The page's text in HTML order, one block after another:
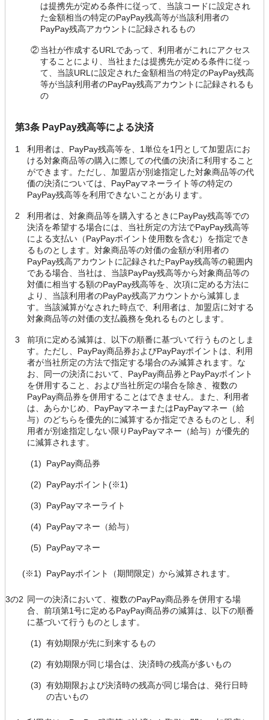
は提携先が定める条件に従って、当該コードに設定され
た金額相当の特定のPayPay残高等が当該利用者の
PayPay残高アカウントに記録されるもの
② 当社が作成するURLであって、利用者がこれにアクセス
することにより、当社または提携先が定める条件に従っ
て、当該URLに設定された金額相当の特定のPayPay残高
等が当該利用者のPayPay残高アカウントに記録されるも
の
第3条 PayPay残高等による決済
1
利用者は、PayPay残高等を、1単位を1円として加盟店にお
ける対象商品等の購入に際しての代価の決済に利用すること
ができます。ただし、加盟店が別途指定した対象商品等の代
価の決済については、PayPayマネーライト等の特定の
PayPay残高等を利用できないことがあります。
2
利用者は、対象商品等を購入するときにPayPay残高等での
決済を希望する場合には、当社所定の方法でPayPay残高等
による支払い（PayPayポイント使用数を含む）を指定でき
るものとします。対象商品等の対価の金額が利用者の
PayPay残高アカウントに記録されたPayPay残高等の範囲内
である場合、当社は、当該PayPay残高等から対象商品等の
対価に相当する額のPayPay残高等を、次項に定める方法に
より、当該利用者のPayPay残高アカウントから減算しま
す。当該減算がなされた時点で、利用者は、加盟店に対する
対象商品等の対価の支払義務を免れるものとします。
3
前項に定める減算は、以下の順番に基づいて行うものとしま
す。ただし、PayPay商品券およびPayPayポイントは、利用
者が当社所定の方法で指定する場合のみ減算されます。な
お、同一の決済において、PayPay商品券とPayPayポイント
を併用すること、および当社所定の場合を除き、複数の
PayPay商品券を併用することはできません。また、利用者
は、あらかじめ、PayPayマネーまたはPayPayマネー（給
与）のどちらを優先的に減算するか指定できるものとし、利
用者が別途指定しない限りPayPayマネー（給与）が優先的
に減算されます。
(1) PayPay商品券
(2) PayPayポイント(※1)
(3) PayPayマネーライト
(4) PayPayマネー（給与）
(5) PayPayマネー
(※1) PayPayポイント（期間限定）から減算されます。
3の2 同一の決済において、複数のPayPay商品券を併用する場
合、前項第1号に定めるPayPay商品券の減算は、以下の順番
に基づいて行うものとします。
(1) 有効期限が先に到来するもの
(2) 有効期限が同じ場合は、決済時の残高が多いもの
(3) 有効期限および決済時の残高が同じ場合は、発行日時
の古いもの